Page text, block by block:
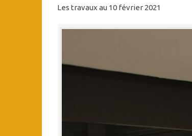
Les travaux au 10 février 2021